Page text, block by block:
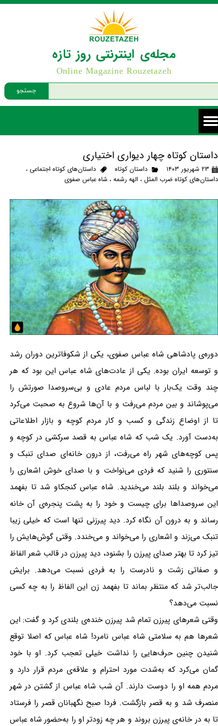
جستجو
مجله‌ی اینترنتی روز تازه
Online Magazine Rouzetazeh
داستان کوتاه چهار دیواری اختیاری
۲۳ شهریور ۱۴۰۳ داستان کوتاه داستان‌های کوتاه اجتماعی،
داستان‌های کوتاه ضرب المثل، الهه رشمه، شاه عباس صفوی
دوره‌ی پادشاهی شاه عباس صفوی، یکی از شکوفاترین دوران رشد
و توسعه ایران بوده. یکی از عادت‌های شاه عباس این بود که هر
چند وقت یک‌بار با لباس مردم عادی و بی‌سروصدا صورتش را
می‌پوشاند و بین مردم می‌رفت و با آن‌ها شروع به صحبت می‌کرد
تا از اوضاع زندگی و کسب و کار مردم کوچه و بازار اطلاعاتی
به‌دست آورد. یک شب که شاه عباس به قصد سرکشی در کوچه و
پس کوچه‌های شهر راه می‌رفت، از درون خانه‌ای صدای تنبک و
سنتوری را شنید که فردی می‌نواخت و با صدای خوش اشعاری را
می‌خواند و بلند بلند می‌خندید. شاه عباس کنجکاو شد تا بفهمد
این سروصداها برای چیست و خود را به پشت پنجره‌ی آن خانه
رساند و به درون آن نگاه کرد. دید پیرزنی تنها است که خیلی زیبا
تنبک می‌زند و اشعاری را می‌خواند و می‌خندد. وقتی گوش‌هایش را
تیز کرد تا بهتر صدای پیرزن را بشنود، دید پیرزن در قالب شعر الفاظ
و صفاتی زشت و نادرست را به فردی نسبت می‌دهد. برایش
جالب‌تر شد که منتظر بماند تا بفهمد زن این الفاظ را به چه کسی
نسبت می‌دهد؟
وقتی شعرهای پیرزن تمام شد پیرزن خنده‌ی بلندی کرد و گفت: این
شعرها هم به سلامتی شاه عباس نامرد! شاه عباس که اصلا توقع
شنیدن چنین حرف‌هایی را نداشت خیلی تعجب کرد. او با خود
گمان می‌کرد که به‌شدت مورد احترام و علاقه‌ی مردم قرار دارد و
مردم همه او را دوست دارند. آن شب شاه عباس از گشتن در شهر
منصرف شد و به قصر بازگشت. فردا صبح نگهبانان قصر را فرستاد
تا به در خانه‌ی پیرزن بروند و هر چه زودتر او را به‌حضور شاه عباس